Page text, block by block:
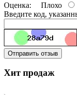
Оценка: Плохо
Введите код,
Отправить отзыв
Хит продаж